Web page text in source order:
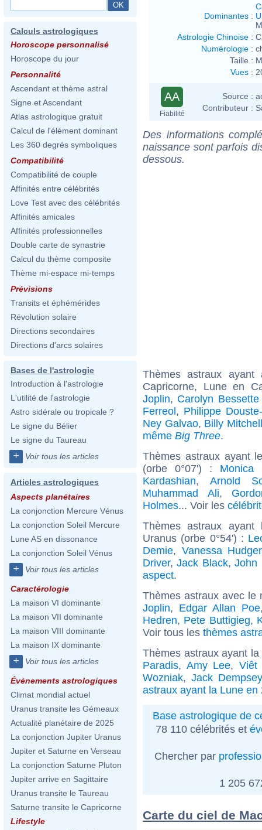
Calculs astrologiques
Horoscope personnalisé
Horoscope du jour
Personnalité
Ascendant et thème astral
Signe et Ascendant
Atlas astrologique gratuit
Calcul de l'élément dominant
Les 360 degrés symboliques
Compatibilité
Compatibilité de couple
Affinités entre célébrités
Love Test avec des célébrités
Affinités amicales
Affinités professionnelles
Double carte de synastrie
Calcul du thème composite
Thème mi-espace mi-temps
Prévisions
Transits et éphémérides
Révolution solaire
Directions secondaires
Directions d'arcs solaires
Bases de l'astrologie
Introduction à l'astrologie
L'utilité de l'astrologie
Astro sidérale ou tropicale ?
Le signe du Bélier
Le signe du Taureau
+ Voir tous les articles
Articles astrologiques
Aspects planétaires
La conjonction Mercure Vénus
La conjonction Soleil Mercure
Lune AS en dissonance
La conjonction Soleil Vénus
+ Voir tous les articles
Caractérologie
La maison VI dominante
La maison VII dominante
La maison VIII dominante
La maison IX dominante
+ Voir tous les articles
Évènements astrologiques
Climat mondial actuel
Uranus transite les Gémeaux
Actualité planétaire de 2025
La conjonction Jupiter Uranus
Jupiter et Saturne en Verseau
La conjonction Saturne Pluton
Jupiter arrive en Sagittaire
Uranus transite le Taureau
Saturne transite le Capricorne
Lifestyle
Dominantes :
Astrologie Chinoise :
Numérologie :
Taille :
Vues :
AA
Fiabilité
Source :
Contributeur :
Des informations
naissance sont parfois
dessous.
Thèmes astraux
Capricorne, Lune en
Joplin, Carolyn Bessette
Ferreol, Philippe
Ney Galvao, Billy Mitchell
même Big Three.
Thèmes astraux ayant
(orbe 0°07') : Monica
Kardashian, Arnold
Muhammad Ali,
Holmes... Voir les
Thèmes astraux ayant
Uranus (orbe 0°54') :
Demie, Vanessa
Driver,Jack Black,John
aspect.
Thèmes astraux avec
Joplin, Edgar Allan Poe
Hedren, Pete Buttigieg,
Voir tous les thèmes
Thèmes astraux ayant
Paradis, Amy Lee, Viêt
Wozniak, Jack Dempsey
astraux ayant la Lune en
Base astrologique de
78 110 célébrités et
Chercher par
1 205
Carte du ciel de